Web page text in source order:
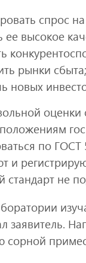
спрос
ее высокое
рынки сбыта;
новых
по
и
стандарт не
заявитель.
сорной